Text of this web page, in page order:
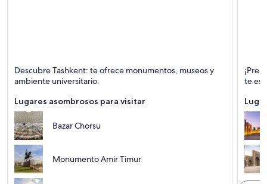
Monumentos, Museos y Castillo
Descubre Tashkent: te ofrece monumentos, museos y
ambiente universitario.
Lugares asombrosos para visitar
Bazar Chorsu
Monumento Amir Timur
te